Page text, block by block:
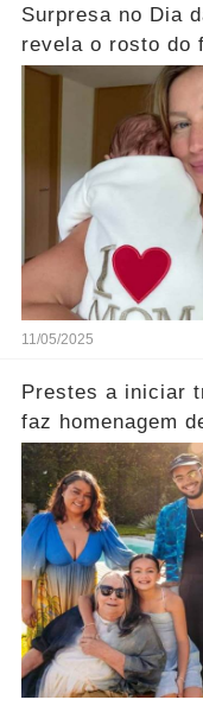
Surpresa no Dia
revela o rosto do
e deixa
11/05/2025
Prestes a iniciar
faz homenagem